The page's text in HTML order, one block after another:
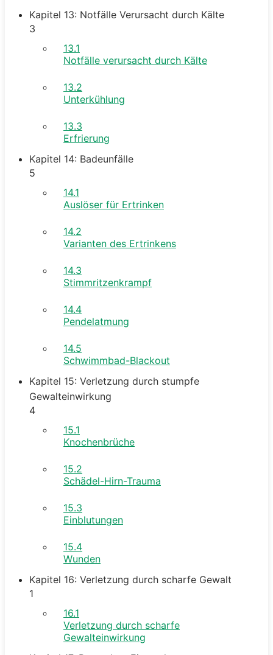
Kapitel 13: Notfälle Verursacht durch Kälte
3
13.1
Notfälle verursacht durch Kälte
13.2
Unterkühlung
13.3
Erfrierung
Kapitel 14: Badeunfälle
5
14.1
Auslöser für Ertrinken
14.2
Varianten des Ertrinkens
14.3
Stimmritzenkrampf
14.4
Pendelatmung
14.5
Schwimmbad-Blackout
Kapitel 15: Verletzung durch stumpfe
Gewalteinwirkung
4
15.1
Knochenbrüche
15.2
Schädel-Hirn-Trauma
15.3
Einblutungen
15.4
Wunden
Kapitel 16: Verletzung durch scharfe Gewalt
1
16.1
Verletzung durch scharfe
Gewalteinwirkung